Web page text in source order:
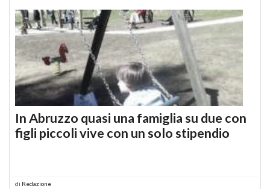
In Abruzzo quasi una famiglia su due con
figli piccoli vive con un solo stipendio
di Redazione